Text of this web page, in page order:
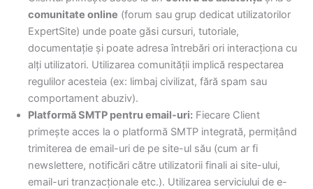
comunitate online (forum sau grup dedicat utilizatorilor
ExpertSite) unde poate găsi cursuri, tutoriale,
documentație și poate adresa întrebări ori interacționa cu
alți utilizatori. Utilizarea comunității implică respectarea
regulilor acesteia (ex: limbaj civilizat, fără spam sau
comportament abuziv).
Platformă SMTP pentru email-uri: Fiecare Client
primește acces la o platformă SMTP integrată, permițând
trimiterea de email-uri de pe site-ul său (cum ar fi
newslettere, notificări către utilizatorii finali ai site-ului,
email-uri tranzacționale etc.). Utilizarea serviciului de e-